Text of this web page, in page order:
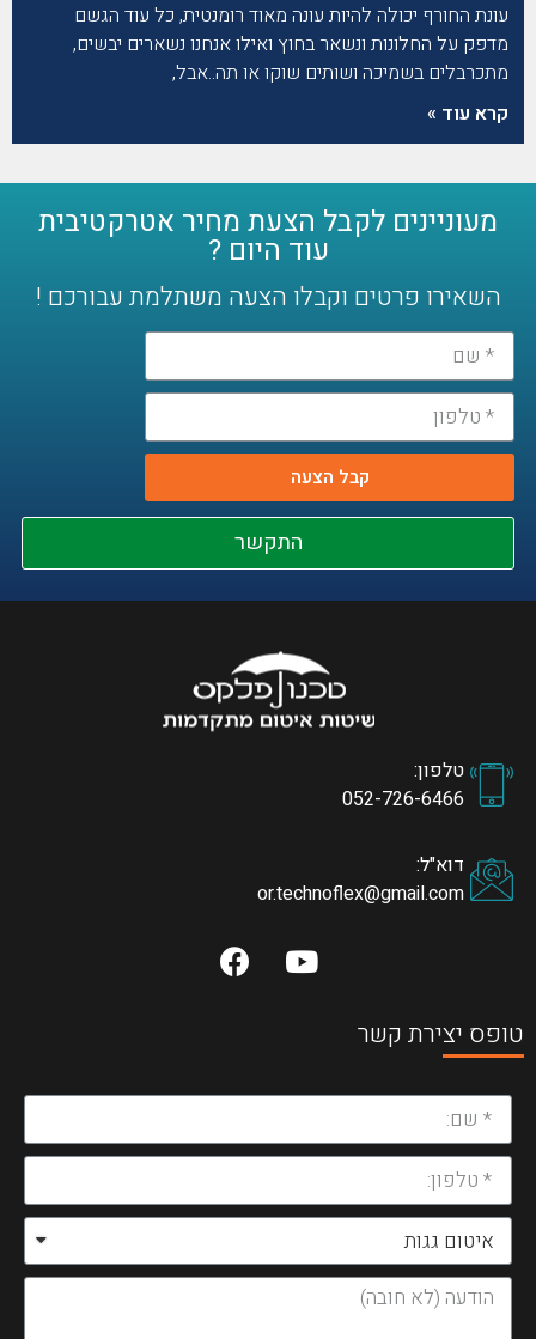
עונת החורף יכולה להיות עונה מאוד רומנטית, כל עוד הגשם
מדפק על החלונות ונשאר בחוץ ואילו אנחנו נשארים יבשים,
מתכרבלים בשמיכה ושותים שוקו או תה..אבל,
קרא עוד »
מעוניינים לקבל הצעת מחיר אטרקטיבית
עוד היום ?
השאירו פרטים וקבלו הצעה משתלמת עבורכם !
קבל הצעה
התקשר
טלפון:
052-726-6466
דוא"ל:
or.technoflex@gmail.com
טופס יצירת קשר